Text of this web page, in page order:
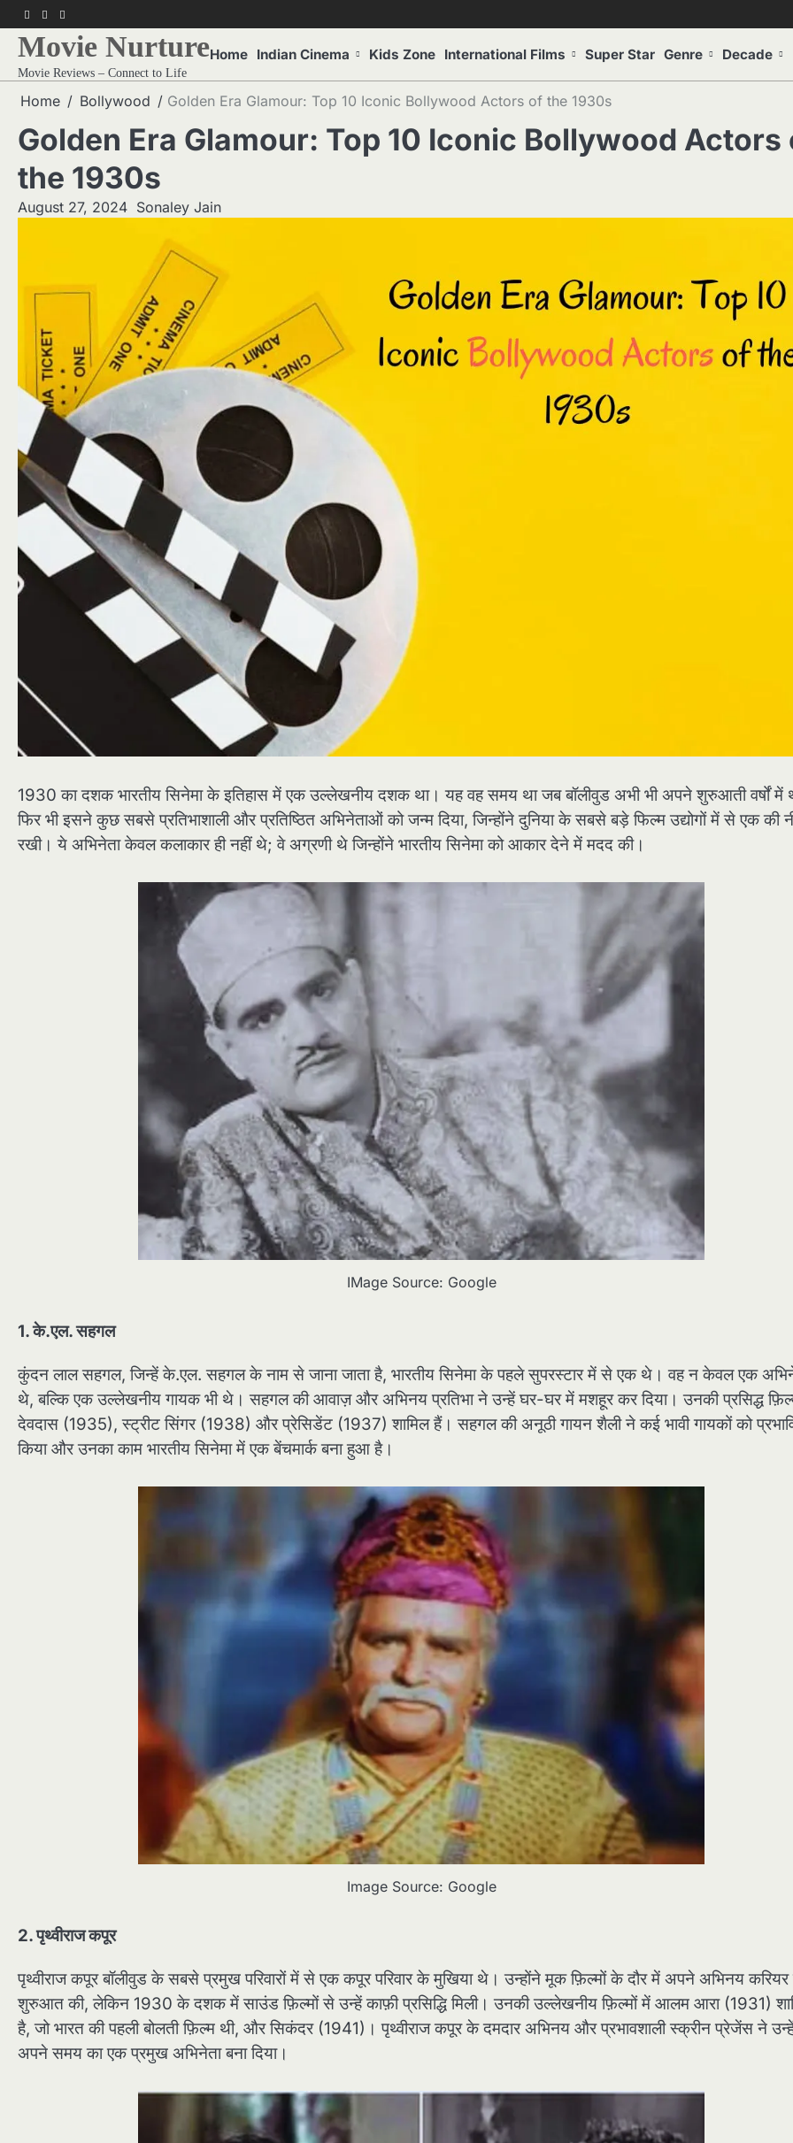
Skip
to
content
f twitterpinterest
Movie Nurture
Movie Reviews – Connect to Life
Home Indian Cinema Kids Zone International Films Super Star Genre Decade
Home Bollywood Golden Era Glamour: Top 10 Iconic Bollywood Actors of the 1930s
Golden Era Glamour: Top 10 Iconic Bollywood Actors
the 1930s
August 27, 2024 Sonaley Jain
1930 का दशक भारतीय सिनेमा के इतिहास में एक उल्लेखनीय दशक था। यह वह समय था जब बॉलीवुड अभी भी अपने शुरुआती वर्षों में
फिर भी इसने कुछ सबसे प्रतिभाशाली और प्रतिष्ठित अभिनेताओं को जन्म दिया, जिन्होंने दुनिया के सबसे बड़े फिल्म उद्योगों में से एक की
रखी। ये अभिनेता केवल कलाकार ही नहीं थे; वे अग्रणी थे जिन्होंने भारतीय सिनेमा को आकार देने में मदद की।
IMage Source: Google
1. के.एल. सहगल
कुंदन लाल सहगल, जिन्हें के.एल. सहगल के नाम से जाना जाता है, भारतीय सिनेमा के पहले सुपरस्टार में से एक थे। वह न केवल एक
थे, बल्कि एक उल्लेखनीय गायक भी थे। सहगल की आवाज़ और अभिनय प्रतिभा ने उन्हें घर-घर में मशहूर कर दिया। उनकी प्रसिद्ध
देवदास (1935), स्ट्रीट सिंगर (1938) और प्रेसिडेंट (1937) शामिल हैं। सहगल की अनूठी गायन शैली ने कई भावी गायकों को
किया और उनका काम भारतीय सिनेमा में एक बेंचमार्क बना हुआ है।
Image Source: Google
2. पृथ्वीराज कपूर
पृथ्वीराज कपूर बॉलीवुड के सबसे प्रमुख परिवारों में से एक कपूर परिवार के मुखिया थे। उन्होंने मूक फ़िल्मों के दौर में अपने अभिनय करियर
शुरुआत की, लेकिन 1930 के दशक में साउंड फ़िल्मों से उन्हें काफ़ी प्रसिद्धि मिली। उनकी उल्लेखनीय फ़िल्मों में आलम आरा (1931)
है, जो भारत की पहली बोलती फ़िल्म थी, और सिकंदर (1941)। पृथ्वीराज कपूर के दमदार अभिनय और प्रभावशाली स्क्रीन प्रेजेंस ने
अपने समय का एक प्रमुख अभिनेता बना दिया।